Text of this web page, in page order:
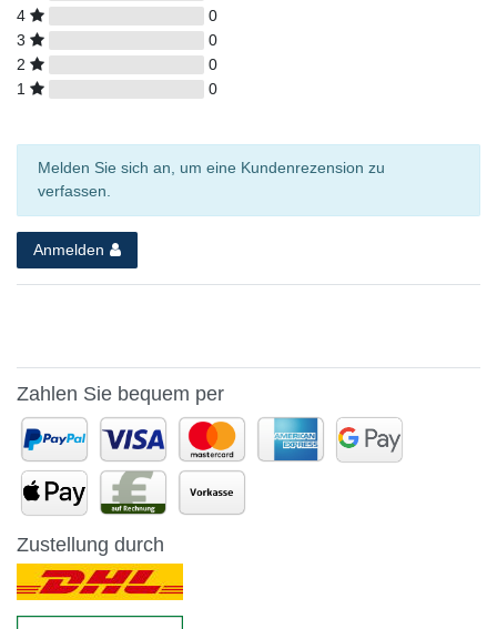
4
0
3
0
2
0
1
0
Melden Sie sich an, um eine Kundenrezension zu
verfassen.
Anmelden
Zahlen Sie bequem per
Zustellung durch